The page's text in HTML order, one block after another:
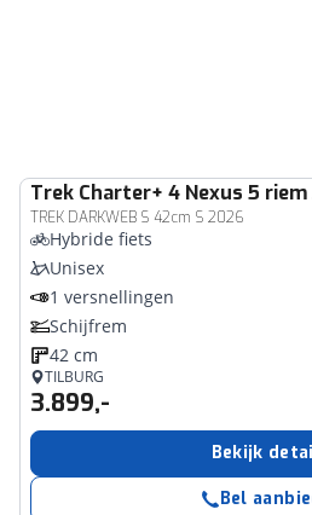
Trek Charter+ 4 Nexus 5
TREK DARKWEB S 42cm S 2026
Hybride fiets
Unisex
1 versnellingen
Schijfrem
42 cm
TILBURG
3.899,-
Bekijk
Bel